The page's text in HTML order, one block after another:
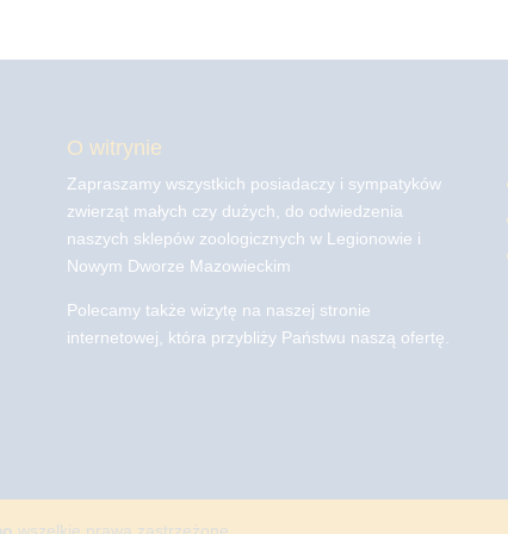
O witrynie
Zapraszamy wszystkich posiadaczy i sympatyków
zwierząt małych czy dużych, do odwiedzenia
naszych sklepów zoologicznych w Legionowie i
Nowym Dworze Mazowieckim
Polecamy także wizytę na naszej stronie
internetowej, która przybliży Państwu naszą ofertę.